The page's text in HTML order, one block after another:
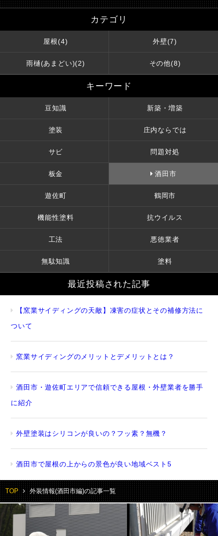
カテゴリ
屋根(4) 外壁(7)
雨樋(あまどい)(2) その他(8)
キーワード
豆知識 新築・増築
塗装 庄内ならでは
サビ 問題対処
板金 酒田市
遊佐町 鶴岡市
機能性塗料 抗ウイルス
工法 悪徳業者
無駄知識 塗料
最近投稿された記事
【窯業サイディングの天敵】凍害の症状とその補修方法に
ついて
窯業サイディングのメリットとデメリットとは？
酒田市・遊佐町エリアで信頼できる屋根・外壁業者を勝手
に紹介
外壁塗装はシリコンが良いの？フッ素？無機？
酒田市で屋根の上からの景色が良い地域ベスト5
TOP 外装情報(酒田市編)の記事一覧